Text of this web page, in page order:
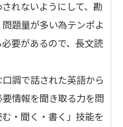
れないようにして、勘
題量が多い為テンポよ
要があるので、長文読
口調で話された英語から
情報を聞き取る力を問
・聞く・書く」技能を